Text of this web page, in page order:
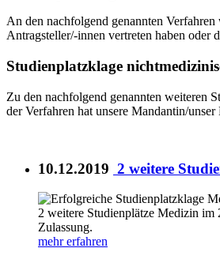
An den nachfolgend genannten
Antragsteller/-innen vertreten haben oder
Studienplatzklage
Zu den nachfolgend genannten weiteren
der Verfahren hat unsere Mandantin/
10.12.2019 2 weitere
2 weitere Studienplätze Medizin im
Zulassung.
mehr erfahren